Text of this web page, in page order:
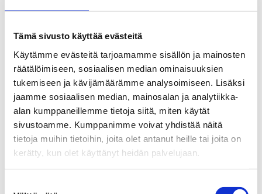
Tämä sivusto käyttää evästeitä
Käytämme evästeitä tarjoamamme sisällön ja mainosten
räätälöimiseen, sosiaalisen median ominaisuuksien
tukemiseen ja kävijämäärämme analysoimiseen. Lisäksi
jaamme sosiaalisen median, mainosalan ja analytiikka-
alan kumppaneillemme tietoja siitä, miten käytät
sivustoamme. Kumppanimme voivat yhdistää näitä
tietoja muihin tietoihin, joita olet antanut heille tai joita on
kerätty, kun olet käyttänyt heidän palvelujaan.
Tutustu myös